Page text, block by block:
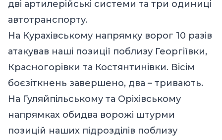
дві артилерійські системи та три одиниці
автотранспорту.
На Курахівському напрямку ворог 10 разів
атакував наші позиції поблизу Георгіївки,
Красногорівки та Костянтинівки. Вісім
боєзіткнень завершено, два – тривають.
На Гуляйпільському та Оріхівському
напрямках обидва ворожі штурми
позицій наших підрозділів поблизу